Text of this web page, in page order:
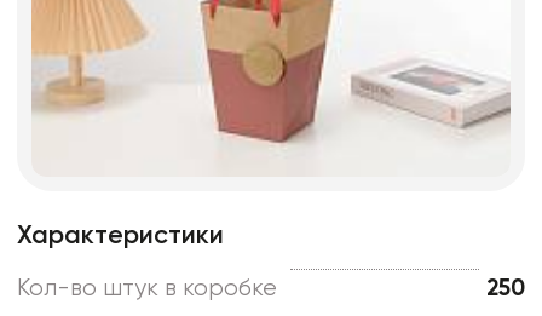
Характеристики
Кол-во штук в коробке 250